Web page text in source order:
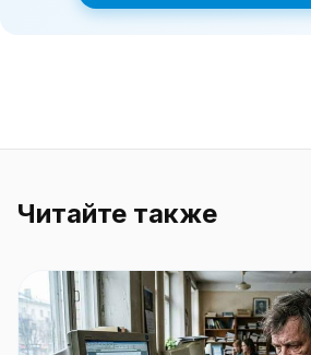
Читайте также